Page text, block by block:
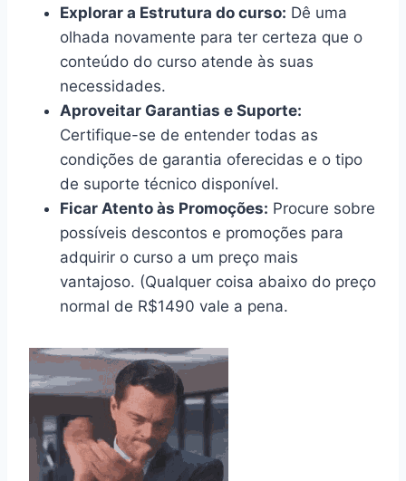
Explorar a Estrutura do curso: Dê uma
olhada novamente para ter certeza que o
conteúdo do curso atende às suas
necessidades.
Aproveitar Garantias e Suporte:
Certifique-se de entender todas as
condições de garantia oferecidas e o tipo
de suporte técnico disponível.
Ficar Atento às Promoções: Procure sobre
possíveis descontos e promoções para
adquirir o curso a um preço mais
vantajoso. (Qualquer coisa abaixo do preço
normal de R$1490 vale a pena.